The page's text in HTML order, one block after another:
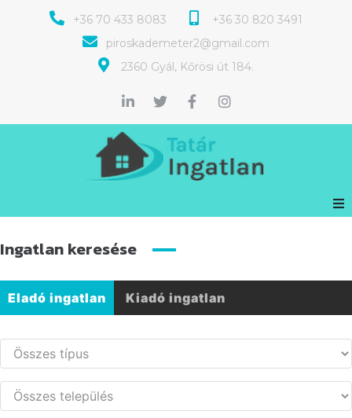
+36 70 433 8083
+36 30 820 3491
piroskademeter2@gmail.com
2360 Gyál, Kőrösi út 184.
Ingatlan keresése
Eladó ingatlan Kiadó ingatlan